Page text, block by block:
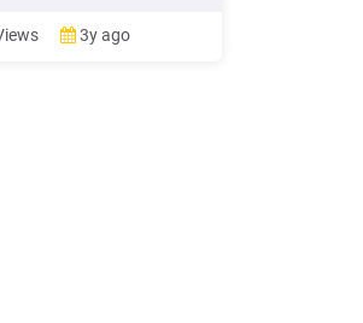
que atraviesa el mercado
por las variaciones en el
3y ago